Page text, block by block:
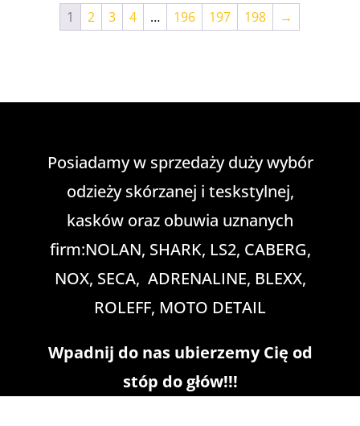
1 2 3 4 … 196 197 198 →
Posiadamy w sprzedaży duży wybór
odzieży skórzanej i teskstylnej,
kasków oraz obuwia uznanych
firm:NOLAN, SHARK, LS2, CABERG,
NOX, SECA, ADRENALINE, BLEXX,
ROLEFF, MOTO DETAIL
Wpadnij do nas ubierzemy Cię od
stóp do głów!!!